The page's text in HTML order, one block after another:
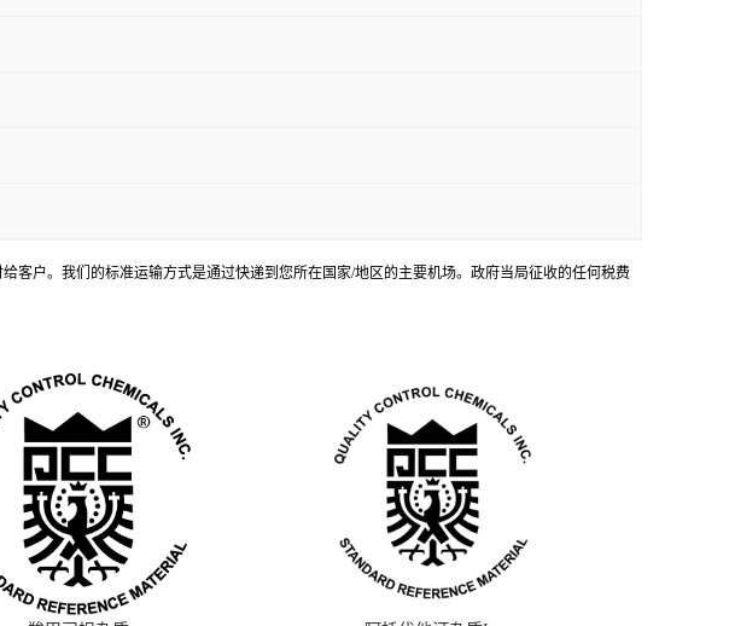
客户。我们的标准运输方式是通过快递到您所在国家/地区的主要机场。政府当局征收的任何税费